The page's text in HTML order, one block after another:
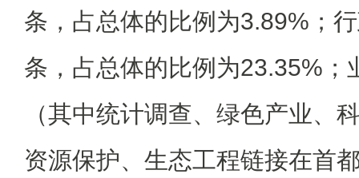
条，占总体的比例为3.89%；
条，占总体的比例为23.35%；
（其中统计调查、绿色产业、
资源保护、生态工程链接在首